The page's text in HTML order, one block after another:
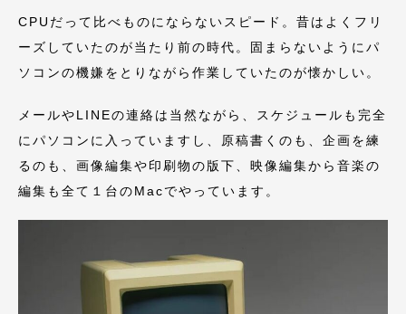
CPUだって比べものにならないスピード。昔はよくフリ
ーズしていたのが当たり前の時代。固まらないようにパ
ソコンの機嫌をとりながら作業していたのが懐かしい。
メールやLINEの連絡は当然ながら、スケジュールも完全
にパソコンに入っていますし、原稿書くのも、企画を練
るのも、画像編集や印刷物の版下、映像編集から音楽の
編集も全て１台のMacでやっています。